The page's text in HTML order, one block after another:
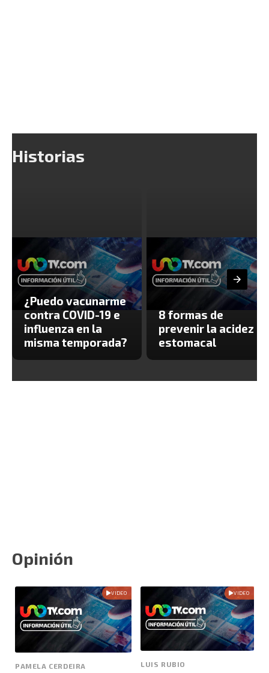
Historias
¿Puedo vacunarme
contra COVID-19 e
influenza en la
misma temporada?
8 formas de
prevenir la acidez
estomacal
Opinión
VIDEO
PAMELA CERDEIRA
VIDEO
LUIS RUBIO